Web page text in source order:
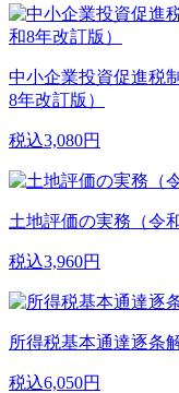
中小企業投資促進税
8年改訂版）
税込3,080円
土地評価の実務（令
税込3,960円
所得税基本通達逐条
税込6,050円